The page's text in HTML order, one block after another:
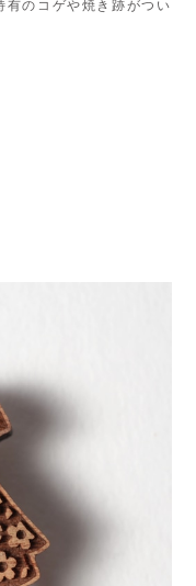
有のコゲや焼き跡がつい